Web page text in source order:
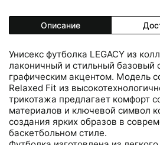
Описание
Унисекс футболка LEGACY из
лаконичный и стильный
графическим акцентом. Модель
Relaxed Fit из
трикотажа предлагает комфорт
материалов и ключевой символ
создания ярких образов в
баскетбольном стиле.